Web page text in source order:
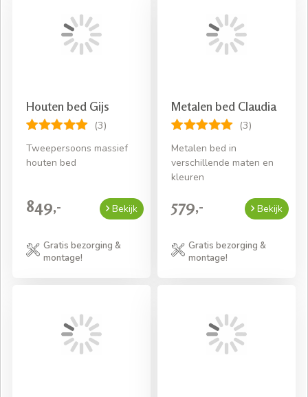
Houten bed Gijs
(3)
Tweepersoons massief
houten bed
849,- Bekijk
Gratis bezorging &
montage!
Metalen bed Claudia
(3)
Metalen bed in
verschillende maten en
kleuren
579,- Bekijk
Gratis bezorging &
montage!